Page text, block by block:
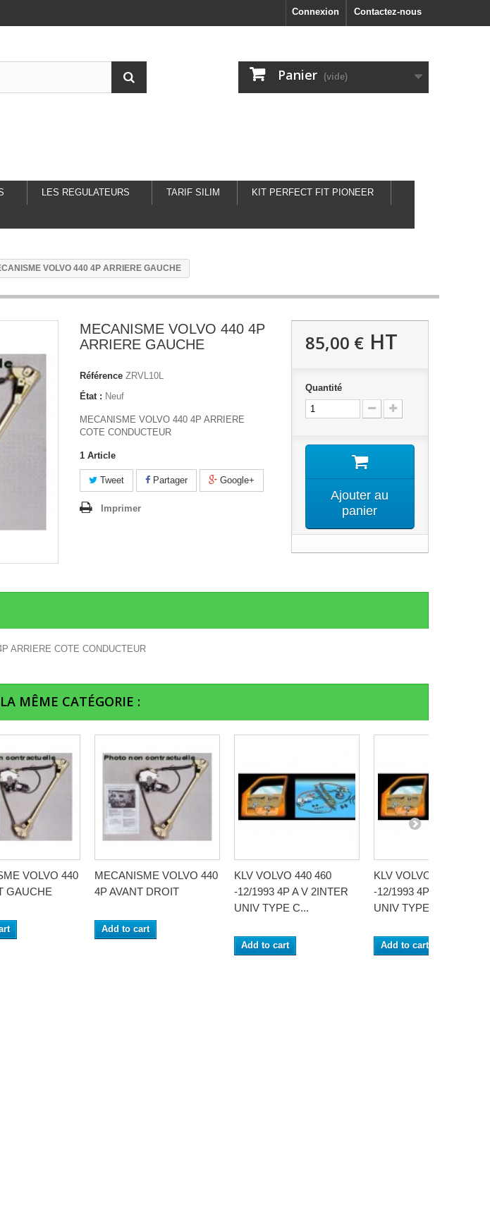
Contactez-nous
Connexion
Panier (vide)
LES REGULATEURS TARIF SILIM KIT PERFECT FIT PIONEER
VOLVO 440 4P ARRIERE GAUCHE
MECANISME VOLVO 440 4P
ARRIERE GAUCHE
Référence ZRVL10L
État : Neuf
MECANISME VOLVO 440 4P ARRIERE
COTE CONDUCTEUR
1 Article
Tweet Partager Google+
Imprimer
85,00 €HT
Quantité
Ajouter au
panier
ARRIERE COTE CONDUCTEUR
MÊME CATÉGORIE :
VOLVO 440
GAUCHE
MECANISME VOLVO 440
4P AVANT DROIT
Add to cart
KLV VOLVO 440 460
-12/1993 4P A V 2INTER
UNIV TYPE C...
Add to cart
KLV VOLVO 440 460
-12/1993 4P AR 3INTER
UNIV TYPE C...
Add to cart